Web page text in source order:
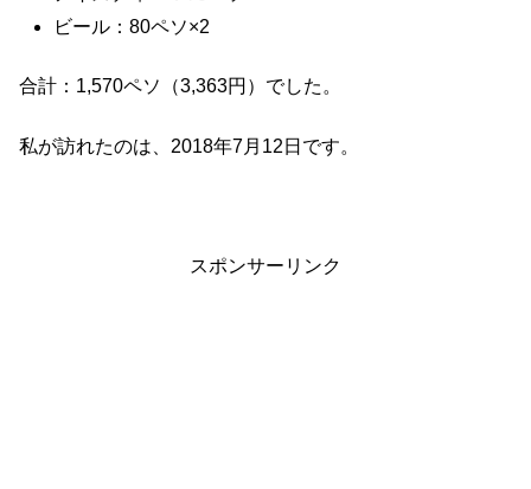
ビール：80ペソ×2
合計：1,570ペソ（3,363円）でした。
私が訪れたのは、2018年7月12日です。
スポンサーリンク